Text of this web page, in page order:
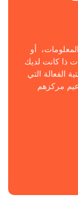
أو
ذا كانت لديك
الفعالة التي
مركزهم